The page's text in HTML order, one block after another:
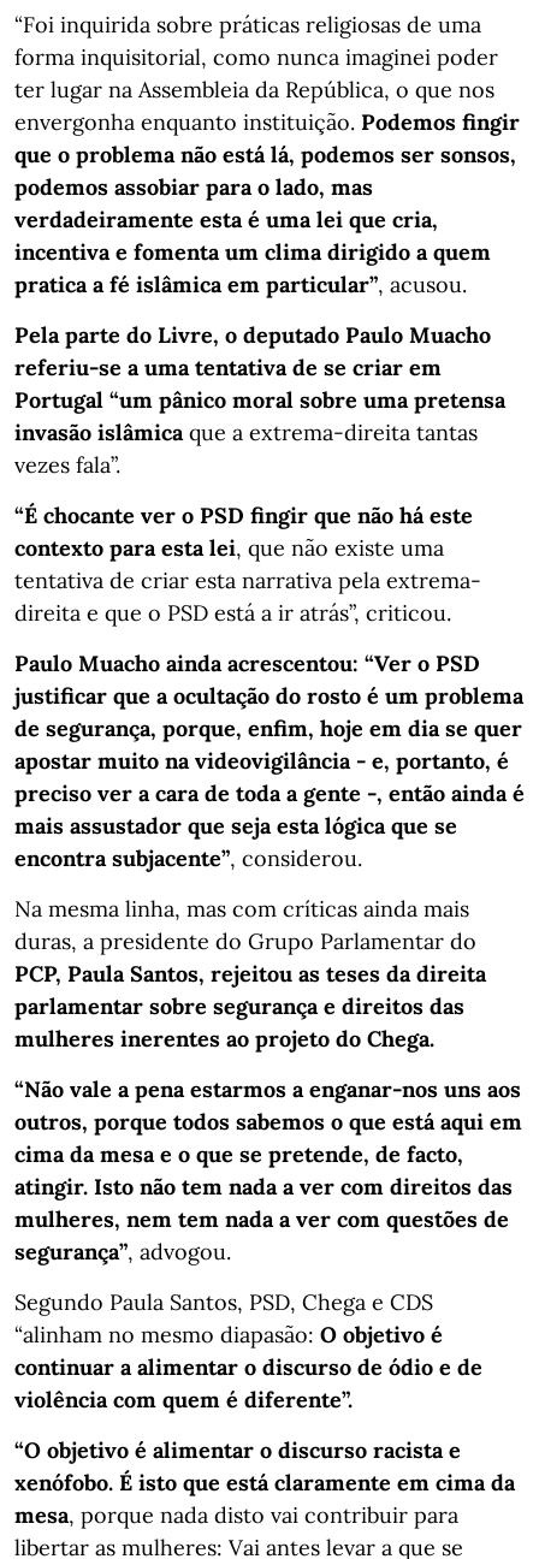
“Foi inquirida sobre práticas religiosas de uma
forma inquisitorial, como nunca imaginei poder
ter lugar na Assembleia da República, o que nos
envergonha enquanto instituição. Podemos fingir
que o problema não está lá, podemos ser sonsos,
podemos assobiar para o lado, mas
verdadeiramente esta é uma lei que cria,
incentiva e fomenta um clima dirigido a quem
pratica a fé islâmica em particular”, acusou.
Pela parte do Livre, o deputado Paulo Muacho
referiu-se a uma tentativa de se criar em
Portugal “um pânico moral sobre uma pretensa
invasão islâmicaque a extrema-direita tantas
vezes fala”.
“É chocante ver o PSD fingir que não há este
contexto para esta lei, que não existe uma
tentativa de criar esta narrativa pela extrema-
direita e que o PSD está a ir atrás”, criticou.
Paulo Muacho ainda acrescentou: “Ver o PSD
justificar que a ocultação do rosto é um problema
de segurança, porque, enfim, hoje em dia se quer
apostar muito na videovigilância - e, portanto, é
preciso ver a cara de toda a gente -, então ainda é
mais assustador que seja esta lógica que se
encontra subjacente”, considerou.
Na mesma linha, mas com críticas ainda mais
duras, a presidente do Grupo Parlamentar do
PCP, Paula Santos, rejeitou as teses da direita
parlamentar sobre segurança e direitos das
mulheres inerentes ao projeto do Chega.
“Não vale a pena estarmos a enganar-nos uns aos
outros, porque todos sabemos o que está aqui em
cima da mesa e o que se pretende, de facto,
atingir. Isto não tem nada a ver com direitos das
mulheres, nem tem nada a ver com questões de
segurança”, advogou.
Segundo Paula Santos, PSD, Chega e CDS
“alinham no mesmo diapasão: O objetivo é
continuar a alimentar o discurso de ódio e de
violência com quem é diferente”.
“O objetivo é alimentar o discurso racista e
xenófobo. É isto que está claramente em cima da
mesa, porque nada disto vai contribuir para
libertar as mulheres: Vai antes levar a que se